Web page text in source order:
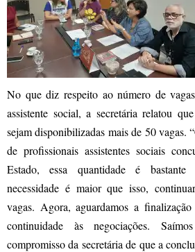
No que diz respeito ao número de
assistente social, a secretária relatou
sejam disponibilizadas mais de 50 vagas.
de profissionais assistentes sociais
Estado, essa quantidade é
necessidade é maior que isso,
vagas. Agora, aguardamos a
continuidade às negociações.
compromisso da secretária de que a